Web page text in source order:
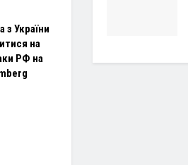
з України
на
РФ на